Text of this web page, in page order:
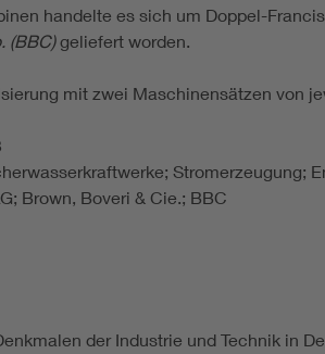
handelte es sich um Doppel-
(BBC)geliefert worden.
mit zwei Maschinensätzen von
Stromerzeugung;
Brown, Boveri & Cie.; BBC
der Industrie und Technik in